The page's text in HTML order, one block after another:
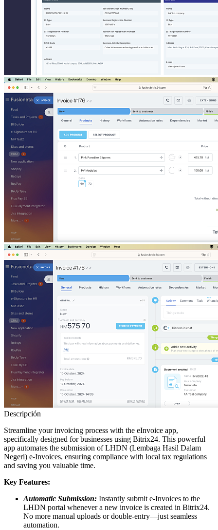
Descripción
Streamline your invoicing process with the eInvoice app,
specifically designed for businesses using Bitrix24. This powerful
app automates the submission of LHDN (Lembaga Hasil Dalam
Negeri) e-Invoices, ensuring compliance with local tax regulations
and saving you valuable time.
Key Features:
Automatic Submission: Instantly submit e-Invoices to the
LHDN portal whenever a new invoice is created in Bitrix24.
No more manual uploads or double-entry—just seamless
automation.